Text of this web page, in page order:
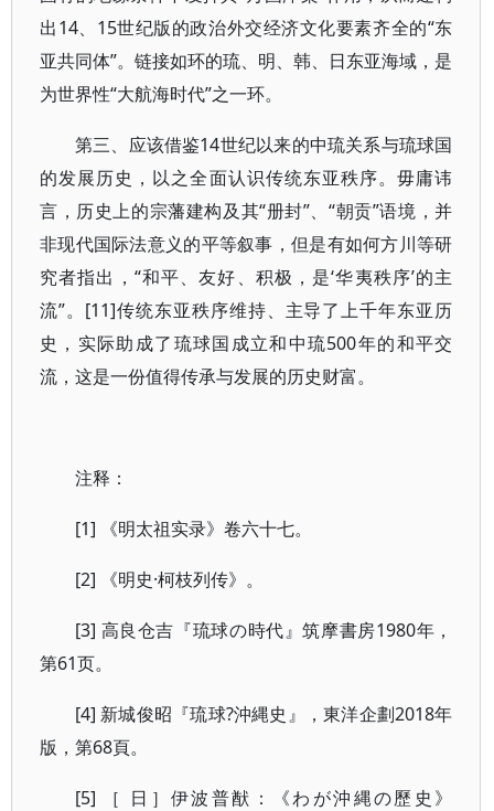
出14、15世纪版的政治外交经济文化要素齐全的“东
亚共同体”。链接如环的琉、明、韩、日东亚海域，是
为世界性“大航海时代”之一环。
第三、应该借鉴14世纪以来的中琉关系与琉球国
的发展历史，以之全面认识传统东亚秩序。毋庸讳
言，历史上的宗藩建构及其“册封”、“朝贡”语境，并
非现代国际法意义的平等叙事，但是有如何方川等研
究者指出，“和平、友好、积极，是‘华夷秩序’的主
流”。[11]传统东亚秩序维持、主导了上千年东亚历
史，实际助成了琉球国成立和中琉500年的和平交
流，这是一份值得传承与发展的历史财富。
注释：
[1] 《明太祖实录》卷六十七。
[2] 《明史·柯枝列传》。
[3] 高良仓吉『琉球の時代』筑摩書房1980年，
第61页。
[4] 新城俊昭『琉球?沖縄史』，東洋企劃2018年
版，第68頁。
[5] ［ 日］伊波普猷：《わが沖縄の歷史》